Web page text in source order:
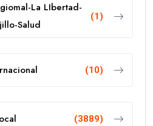
La LIbertad-
Salud
(1)
(10)
(3889)